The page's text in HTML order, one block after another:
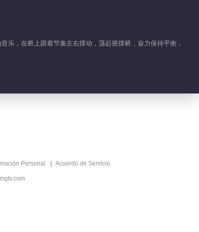
“睡不醒的人”躺着来摇桥
猎豹队变身酷炫牛仔来
乐，在桥上跟着节奏左右摆动，荡起摇摆桥，奋力保持平衡，
Personal Acuerdo de Servicio